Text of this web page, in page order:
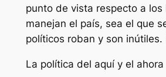
punto de vista respecto a los
manejan el país, sea el que
políticos roban y son inútiles.
La política del aquí y el ahora